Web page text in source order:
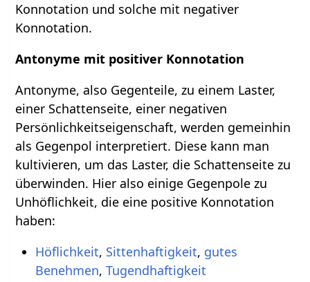
Konnotation und solche mit negativer
Konnotation.
Antonyme mit positiver Konnotation
Antonyme, also Gegenteile, zu einem Laster,
einer Schattenseite, einer negativen
Persönlichkeitseigenschaft, werden gemeinhin
als Gegenpol interpretiert. Diese kann man
kultivieren, um das Laster, die Schattenseite zu
überwinden. Hier also einige Gegenpole zu
Unhöflichkeit, die eine positive Konnotation
haben:
Höflichkeit, Sittenhaftigkeit, gutes
Benehmen, Tugendhaftigkeit